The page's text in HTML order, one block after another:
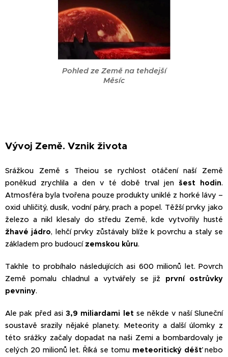
Pohled ze Země na tehdejší
Měsíc
Vývoj Země. Vznik života
Srážkou Země s Theiou se rychlost otáčení naší Země
poněkud zrychlila a den v té době trval jen šest hodin.
Atmosféra byla tvořena pouze produkty uniklé z horké lávy –
oxid uhličitý, dusík, vodní páry, prach a popel. Těžší prvky jako
železo a nikl klesaly do středu Země, kde vytvořily husté
žhavé jádro, lehčí prvky zůstávaly blíže k povrchu a staly se
základem pro budoucí zemskou kůru.
Takhle to probíhalo následujících asi 600 milionů let. Povrch
Země pomalu chladnul a vytvářely se již první ostrůvky
pevniny.
Ale pak před asi3,9 miliardami letse někde v naší Sluneční
soustavě srazily nějaké planety. Meteority a další úlomky z
této srážky začaly dopadat na naši Zemi a bombardovaly je
celých 20 milionů let. Říká se tomu meteoritický déšťnebo